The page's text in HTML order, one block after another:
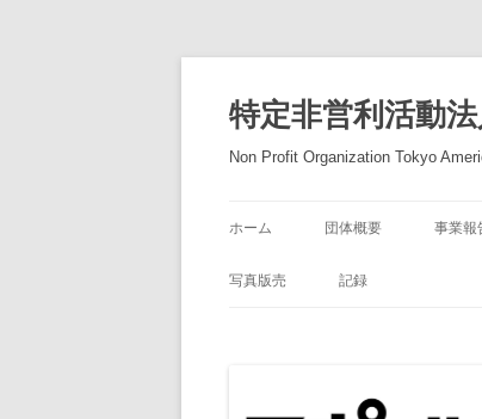
テ
ン
ツ
へ
ス
特定非営利活動
Non Profit Organization Tokyo
ホーム 団体概要 事業報
写真版売 記録